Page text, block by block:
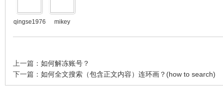
qingse1976 mikey
上一篇： 如何解冻账号？
下一篇： 如何全文搜索（包含正文内容）连环画？(how to search)